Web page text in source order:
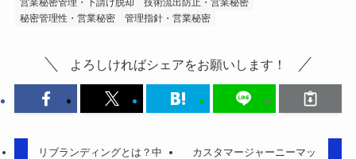
秘密管理性・営業秘密
管理指針・営業秘密
よろしければシェアをお願いします！
リブランディングとは？中
カスタマージャーニーマッ